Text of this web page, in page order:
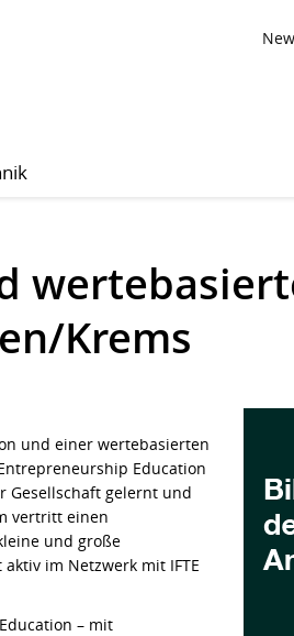
Krems
und einer wertebasierten
Education
Gesellschaft gelernt und
vertritt einen
und große
im Netzwerk mit IFTE
– mit